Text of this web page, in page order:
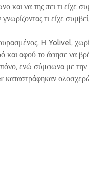
και να της πει τι είχε
τι είχε
Η Yolivel,
και αφού το άφησε να
ενώ σύμφωνα με
καταστράφηκαν